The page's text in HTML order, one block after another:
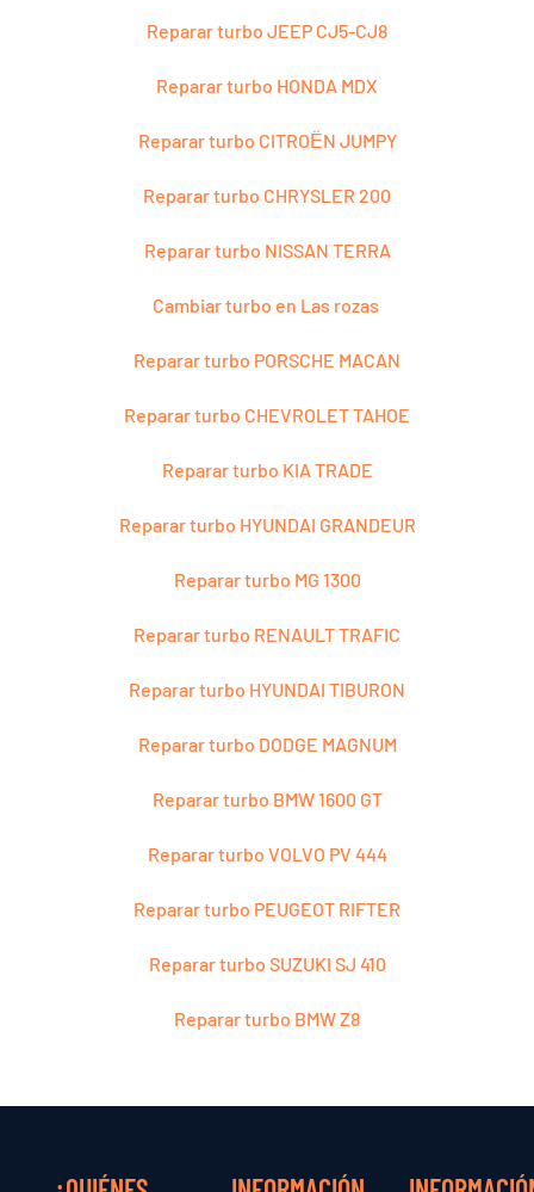
Reparar turbo JEEP CJ5-CJ8
Reparar turbo HONDA MDX
Reparar turbo CITROЁN JUMPY
Reparar turbo CHRYSLER 200
Reparar turbo NISSAN TERRA
Cambiar turbo en Las rozas
Reparar turbo PORSCHE MACAN
Reparar turbo CHEVROLET TAHOE
Reparar turbo KIA TRADE
Reparar turbo HYUNDAI GRANDEUR
Reparar turbo MG 1300
Reparar turbo RENAULT TRAFIC
Reparar turbo HYUNDAI TIBURON
Reparar turbo DODGE MAGNUM
Reparar turbo BMW 1600 GT
Reparar turbo VOLVO PV 444
Reparar turbo PEUGEOT RIFTER
Reparar turbo SUZUKI SJ 410
Reparar turbo BMW Z8